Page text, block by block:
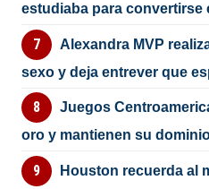
estudiaba para convertirse
Alexandra MVP
sexo y deja entrever que
Juegos
oro y mantienen su
Houston recuerda al